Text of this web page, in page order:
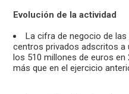
Evolución de la actividad
La cifra de negocio de
centros privados adscritos a
los 510 millones de euros en
más que en el ejercicio